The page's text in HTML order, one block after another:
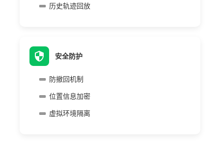
历史轨迹回放
安全防护
防撤回机制
位置信息加密
虚拟环境隔离